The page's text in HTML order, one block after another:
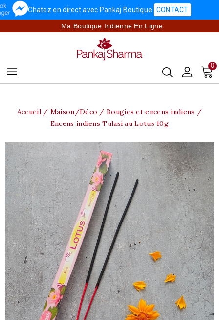
Chatez en direct avec Pankaj Boutique CONTACT
Ma Boutique Indienne En Ligne
0
Accueil Maison/Déco
Bougies et encens indiens
Encens indiens Tulasi au Lotus 10g